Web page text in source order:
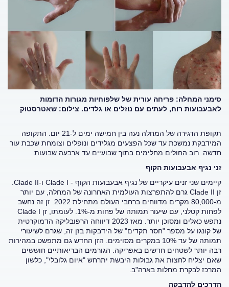
סימני המחלה: פריחה עורית של שלפוחיות מגורות הדומות
לאבעבועות רוח, לעתים עם נוזלים או גלדים. צילום: שאטרסטוק
תקופת הדגירה של המחלה נעה בין חמישה ימים ל-21 יום. התקופה
המידבקת נמשכת עד שכל הפצעים מגלידים ונופלים וצומחת שכבת עור
חדשה. רוב החולים מחלימים בתוך שבועיים עד ארבעה שבועות.
זני נגיף אבעבועות הקוף
קיימים שני זנים עיקריים של נגיף אבעבועות הקוף - Clade I ו-Clade II.
זן Clade II גרם להתפרצות העולמית האחרונה של המחלה, עם יותר
מ-80,000 מקרים מדווחים ברחבי העולם מתחילת 2022. זן זה נחשב
לפחות קטלני, עם שיעור תמותה של פחות מ-1%. לעומתו, זן Clade I
נתפש כאלים ומסוכן יותר. מאז 2023 דיווחה הרפובליקה הדמוקרטית
של קונגו על מספר "חסר תקדים" של הידבקות בזן זה, שגרם לשיעורי
תמותה של עד 10% במקרים מסוימים. הזן החדש גם מתפשט במהירות
רבה יותר לשטחים חדשים באפריקה. הגורמים הבריאותיים חוששים
שאם יצליח לחצות את גבולות היבשת יתרחש "איום גלובלי", כלשון
המרכז לבקרת מחלות בארה"ב.
הדרכים להדבקה